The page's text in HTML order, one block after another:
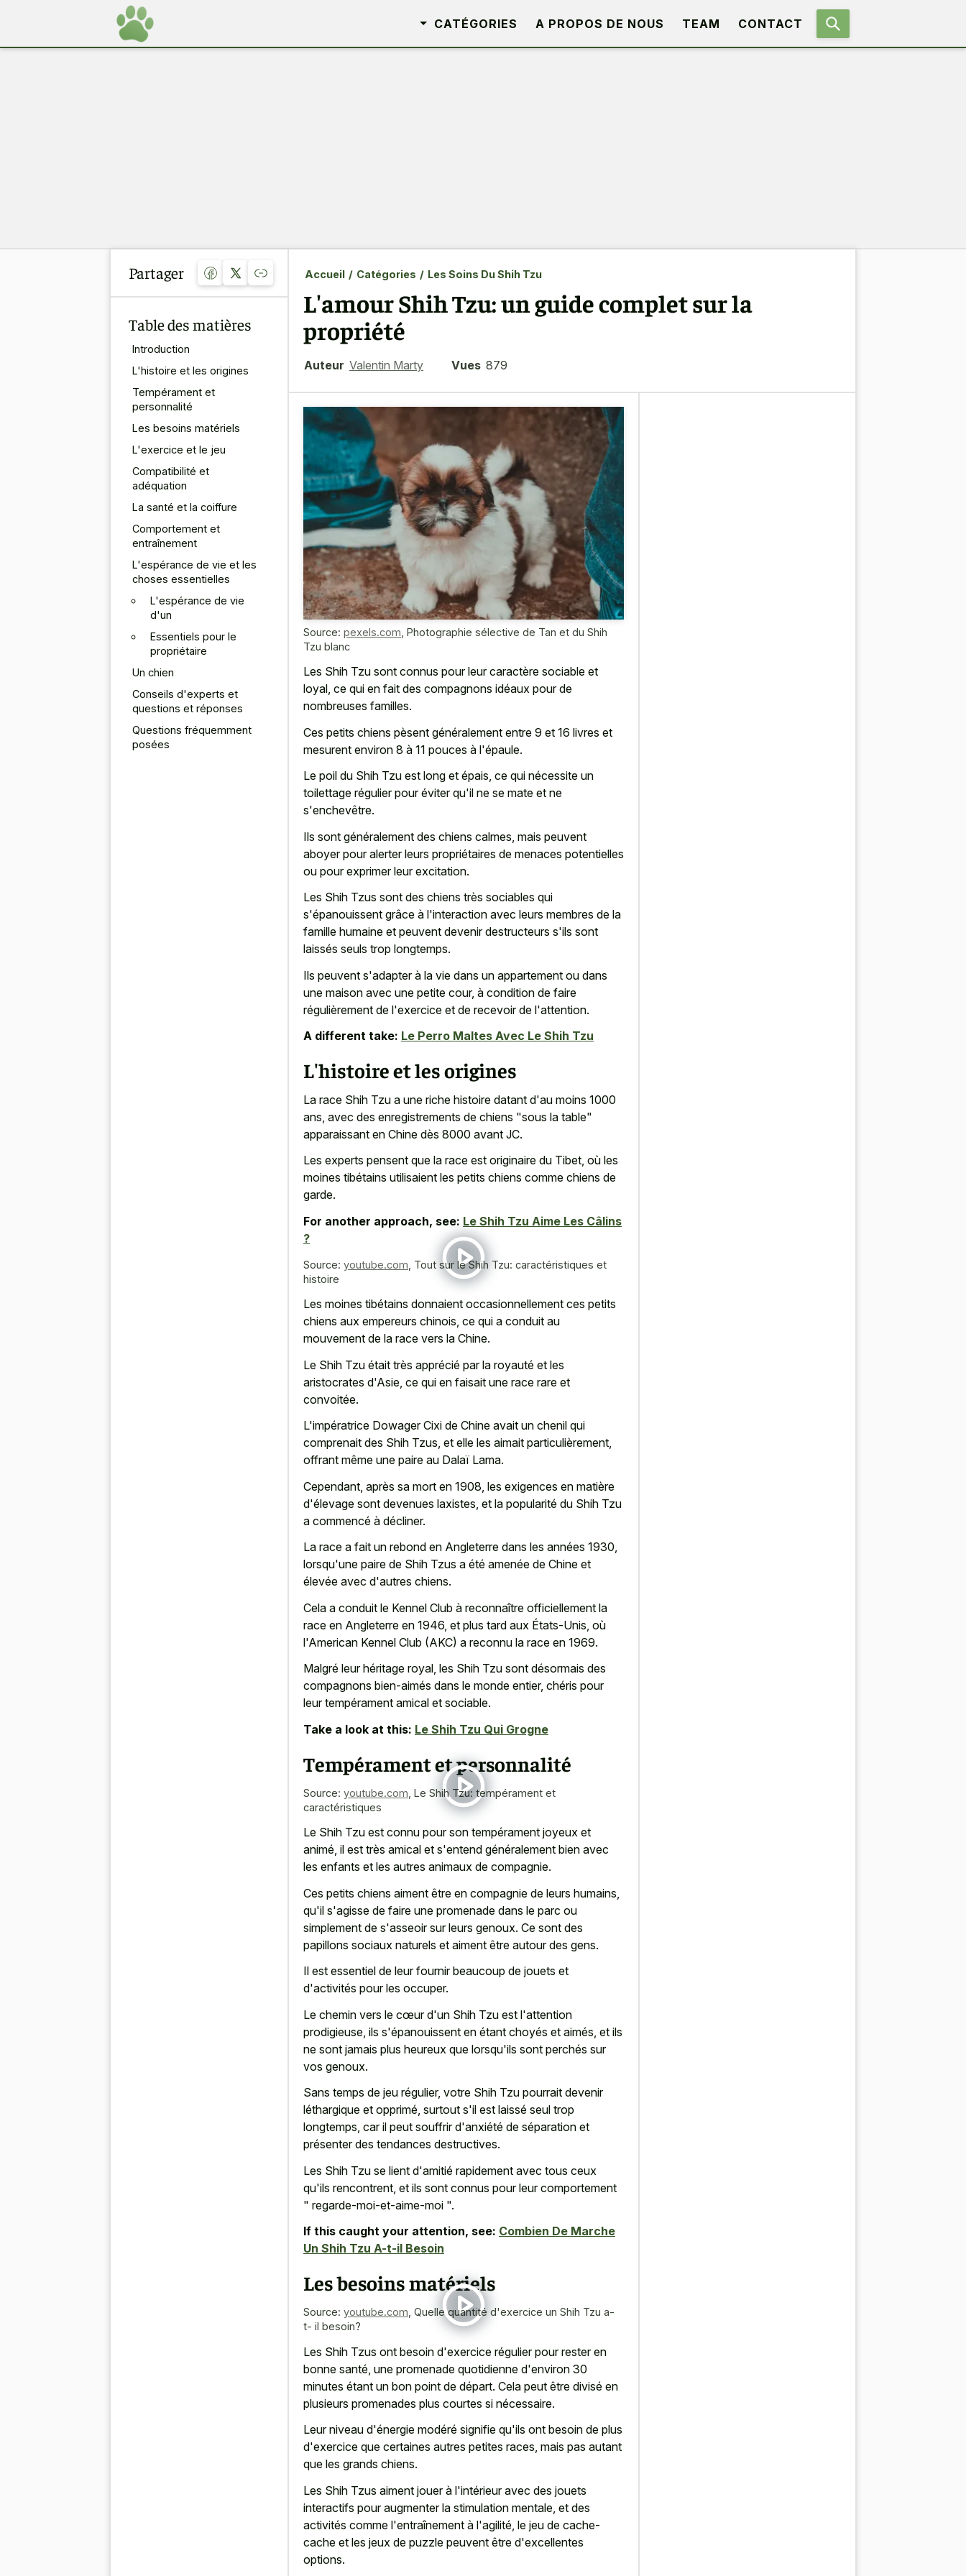
CATÉGORIES A PROPOS DE NOUS TEAM CONTACT
Partager
Table des matières
Introduction
L'histoire et les origines
Tempérament et
personnalité
Les besoins matériels
L'exercice et le jeu
Compatibilité et
adéquation
La santé et la coiffure
Comportement et
entraînement
L'espérance de vie et les
choses essentielles
L'espérance de vie
d'un
Essentiels pour le
propriétaire
Un chien
Conseils d'experts et
questions et réponses
Questions fréquemment
posées
Accueil / Catégories / Les Soins Du Shih Tzu
L'amour Shih Tzu: un guide complet sur la
propriété
Auteur Valentin Marty Vues 879
Source: pexels.com Photographie sélective de Tan et du Shih
Tzu blanc
Les Shih Tzu sont connus pour leur caractère sociable et
loyal, ce qui en fait des compagnons idéaux pour de
nombreuses familles.
Ces petits chiens pèsent généralement entre 9 et 16 livres et
mesurent environ 8 à 11 pouces à l'épaule.
Le poil du Shih Tzu est long et épais, ce qui nécessite un
toilettage régulier pour éviter qu'il ne se mate et ne
s'enchevêtre.
Ils sont généralement des chiens calmes, mais peuvent
aboyer pour alerter leurs propriétaires de menaces potentielles
ou pour exprimer leur excitation.
Les Shih Tzus sont des chiens très sociables qui
s'épanouissent grâce à l'interaction avec leurs membres de la
famille humaine et peuvent devenir destructeurs s'ils sont
laissés seuls trop longtemps.
Ils peuvent s'adapter à la vie dans un appartement ou dans
une maison avec une petite cour, à condition de faire
régulièrement de l'exercice et de recevoir de l'attention.
A different take: Le Perro Maltes Avec Le Shih Tzu
L'histoire et les origines
La race Shih Tzu a une riche histoire datant d'au moins 1000
ans, avec des enregistrements de chiens "sous la table"
apparaissant en Chine dès 8000 avant JC.
Les experts pensent que la race est originaire du Tibet, où les
moines tibétains utilisaient les petits chiens comme chiens de
garde.
For another approach, see: Le Shih Tzu Aime Les Câlins
?
Source: youtube.com Tout sur le Shih Tzu: caractéristiques et
histoire
Les moines tibétains donnaient occasionnellement ces petits
chiens aux empereurs chinois, ce qui a conduit au
mouvement de la race vers la Chine.
Le Shih Tzu était très apprécié par la royauté et les
aristocrates d'Asie, ce qui en faisait une race rare et
convoitée.
L'impératrice Dowager Cixi de Chine avait un chenil qui
comprenait des Shih Tzus, et elle les aimait particulièrement,
offrant même une paire au Dalaï Lama.
Cependant, après sa mort en 1908, les exigences en matière
d'élevage sont devenues laxistes, et la popularité du Shih Tzu
a commencé à décliner.
La race a fait un rebond en Angleterre dans les années 1930,
lorsqu'une paire de Shih Tzus a été amenée de Chine et
élevée avec d'autres chiens.
Cela a conduit le Kennel Club à reconnaître officiellement la
race en Angleterre en 1946, et plus tard aux États-Unis, où
l'American Kennel Club (AKC) a reconnu la race en 1969.
Malgré leur héritage royal, les Shih Tzu sont désormais des
compagnons bien-aimés dans le monde entier, chéris pour
leur tempérament amical et sociable.
Take a look at this: Le Shih Tzu Qui Grogne
Tempérament et personnalité
Source: youtube.com Le Shih Tzu: tempérament et
caractéristiques
Le Shih Tzu est connu pour son tempérament joyeux et
animé, il est très amical et s'entend généralement bien avec
les enfants et les autres animaux de compagnie.
Ces petits chiens aiment être en compagnie de leurs humains,
qu'il s'agisse de faire une promenade dans le parc ou
simplement de s'asseoir sur leurs genoux. Ce sont des
papillons sociaux naturels et aiment être autour des gens.
Il est essentiel de leur fournir beaucoup de jouets et
d'activités pour les occuper.
Le chemin vers le cœur d'un Shih Tzu est l'attention
prodigieuse, ils s'épanouissent en étant choyés et aimés, et ils
ne sont jamais plus heureux que lorsqu'ils sont perchés sur
vos genoux.
Sans temps de jeu régulier, votre Shih Tzu pourrait devenir
léthargique et opprimé, surtout s'il est laissé seul trop
longtemps, car il peut souffrir d'anxiété de séparation et
présenter des tendances destructives.
Les Shih Tzu se lient d'amitié rapidement avec tous ceux
qu'ils rencontrent, et ils sont connus pour leur comportement
" regarde-moi-et-aime-moi ".
If this caught your attention, see: Combien De Marche
Un Shih Tzu A-t-il Besoin
Les besoins matériels
Source: youtube.com Quelle quantité d'exercice un Shih Tzu a-
t- il besoin?
Les Shih Tzus ont besoin d'exercice régulier pour rester en
bonne santé, une promenade quotidienne d'environ 30
minutes étant un bon point de départ. Cela peut être divisé en
plusieurs promenades plus courtes si nécessaire.
Leur niveau d'énergie modéré signifie qu'ils ont besoin de plus
d'exercice que certaines autres petites races, mais pas autant
que les grands chiens.
Les Shih Tzus aiment jouer à l'intérieur avec des jouets
interactifs pour augmenter la stimulation mentale, et des
activités comme l'entraînement à l'agilité, le jeu de cache-
cache et les jeux de puzzle peuvent être d'excellentes
options.